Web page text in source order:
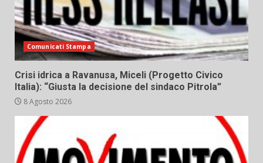
Comunicati Stampa
Crisi idrica a Ravanusa, Miceli (Progetto Civico
Italia): “Giusta la decisione del sindaco Pitrola”
8 Agosto 2026